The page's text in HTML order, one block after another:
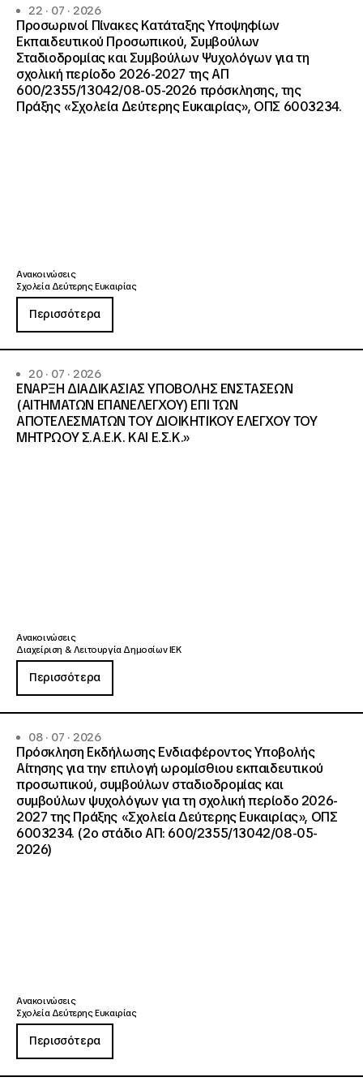
22 · 07 · 2026
Προσωρινοί Πίνακες Κατάταξης Υποψηφίων
Εκπαιδευτικού Προσωπικού, Συμβούλων
Σταδιοδρομίας και Συμβούλων Ψυχολόγων για τη
σχολική περίοδο 2026-2027 της ΑΠ
600/2355/13042/08-05-2026 πρόσκλησης, της
Πράξης «Σχολεία Δεύτερης Ευκαιρίας», ΟΠΣ 6003234.
Ανακοινώσεις
Σχολεία Δεύτερης Ευκαιρίας
Περισσότερα
20 · 07 · 2026
ΕΝΑΡΞΗ ΔΙΑΔΙΚΑΣΙΑΣ ΥΠΟΒΟΛΗΣ ΕΝΣΤΑΣΕΩΝ
(ΑΙΤΗΜΑΤΩΝ ΕΠΑΝΕΛΕΓΧΟΥ) ΕΠΙ ΤΩΝ
ΑΠΟΤΕΛΕΣΜΑΤΩΝ ΤΟΥ ΔΙΟΙΚΗΤΙΚΟΥ ΕΛΕΓΧΟΥ ΤΟΥ
ΜΗΤΡΩΟΥ Σ.Α.Ε.Κ. ΚΑΙ Ε.Σ.Κ.»
Ανακοινώσεις
Διαχείριση & Λειτουργία Δημοσίων ΙΕΚ
Περισσότερα
08 · 07 · 2026
Πρόσκληση Εκδήλωσης Ενδιαφέροντος Υποβολής
Αίτησης για την επιλογή ωρομίσθιου εκπαιδευτικού
προσωπικού, συμβούλων σταδιοδρομίας και
συμβούλων ψυχολόγων για τη σχολική περίοδο 2026-
2027 της Πράξης «Σχολεία Δεύτερης Ευκαιρίας», ΟΠΣ
6003234. (2ο στάδιο ΑΠ: 600/2355/13042/08-05-
2026)
Ανακοινώσεις
Σχολεία Δεύτερης Ευκαιρίας
Περισσότερα